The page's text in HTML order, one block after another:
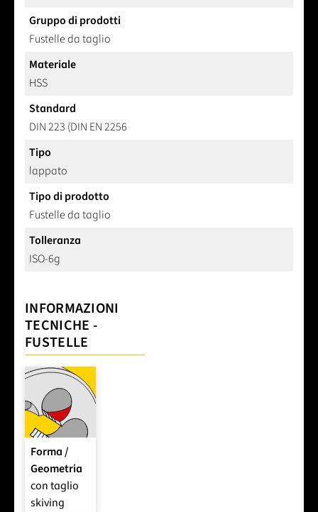
Gruppo di prodotti
Fustelle da taglio
Materiale
HSS
Standard
DIN 223 (DIN EN 2256
Tipo
lappato
Tipo di prodotto
Fustelle da taglio
Tolleranza
ISO-6g
INFORMAZIONI
TECNICHE -
FUSTELLE
Forma /
Geometria
con taglio
skiving